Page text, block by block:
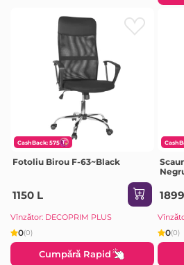
CashBack: 575
Fotoliu Birou F-63~Black
1150 L
Vînzător: DECOPRIM PLUS
0(0)
Cumpără Rapid
0(0)